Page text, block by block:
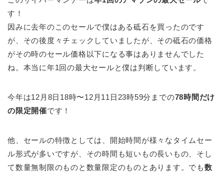
す！
因みに去年のこのセールで僕はある砥石を買ったのです
が、その後度々チェックしていましたが、その砥石の価格
がその時のセール価格以下になる事はありませんでした
ね。本当に年1回の最大セールと僕は判断しています。
今年は12月8日18時〜12月11日23時59分までの78時間だけ
の限定開催です！
他、セールの特徴としては、開始時間が様々なタイムセー
ル形式が多いですが、その時間も短いもの長いもの、そし
て数量無制限のものと数量限定のものとあります。でも数